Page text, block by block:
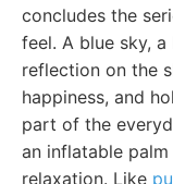
concludes the
feel. A blue sky,
reflection on the
happiness, and
part of the
an inflatable
relaxation. Like